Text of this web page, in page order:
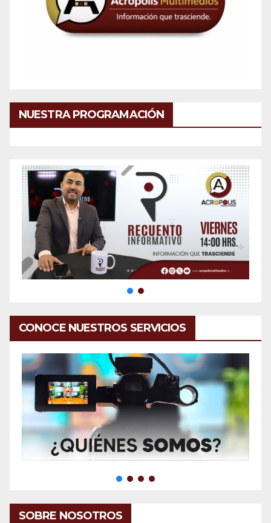
NUESTRA PROGRAMACIÓN
CONOCE NUESTROS SERVICIOS
SOBRE NOSOTROS